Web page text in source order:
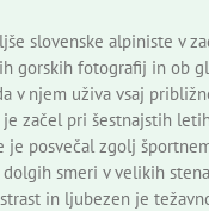
slovenske alpiniste v
gorskih fotografij in ob
v njem uživa vsaj
začel pri šestnajstih
je posvečal zgolj
smeri v velikih
in ljubezen je